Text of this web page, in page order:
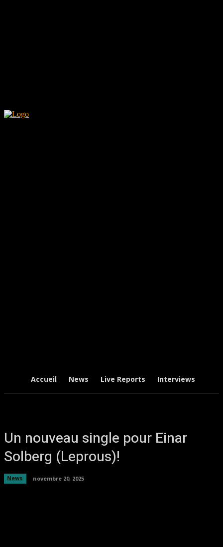
Accueil News Live Reports Interviews
Un nouveau single pour Einar
Solberg (Leprous)!
News novembre 20, 2025